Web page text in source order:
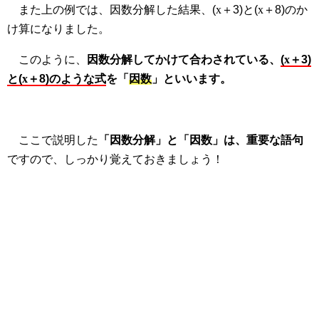
また上の例では、因数分解した結果、(x＋3)と(x＋8)のか
け算になりました。
このように、 因数分解してかけて合わされている、 (x＋3)
と(x＋8)のような式を「 因数 」といいます。
ここで説明した
「因数分解」と「因数」は、重要な語句
ですので、しっかり覚えておきましょう！